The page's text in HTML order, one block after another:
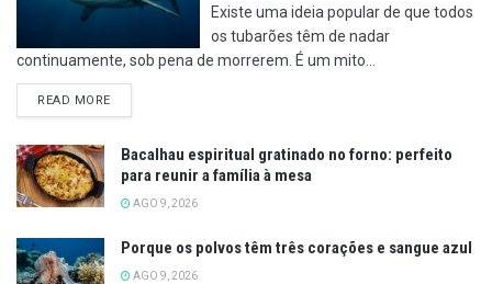
Existe uma ideia popular de que todos
os tubarões têm de nadar
continuamente, sob pena de morrerem. É um mito...
READ MOREDETAILS
Bacalhau espiritual gratinado no forno: perfeito
para reunir a família à mesa
AGO 9, 2026
Porque os polvos têm três corações e sangue azul
AGO 9, 2026